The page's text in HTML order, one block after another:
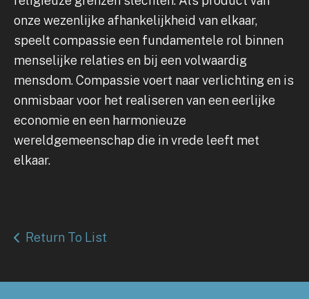
onze wezenlijke afhankelijkheid van elkaar,
speelt compassie een fundamentele rol binnen
menselijke relaties en bij een volwaardig
mensdom. Compassie voert naar verlichting en is
onmisbaar voor het realiseren van een eerlijke
economie en een harmonieuze
wereldgemeenschap die in vrede leeft met
elkaar.
Return To List